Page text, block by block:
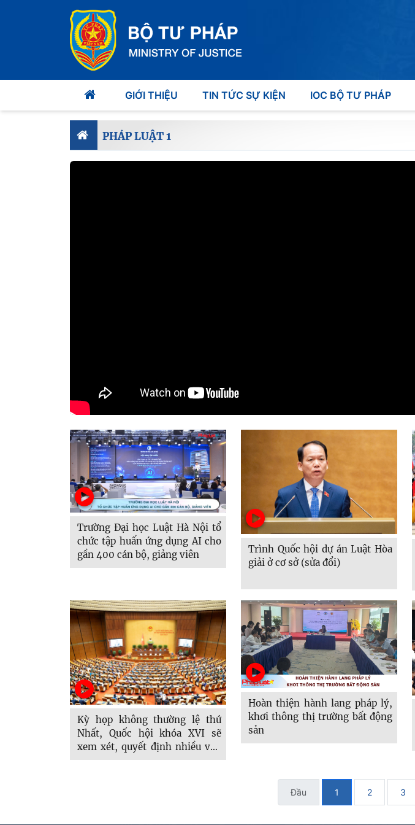
GIỚI THIỆU TIN TỨC SỰ KIỆN IOC BỘ TƯ PHÁP
PHÁP LUẬT 1
Trường Đại học Luật Hà Nội tổ
chức tập huấn ứng dụng AI cho
gần 400 cán bộ, giảng viên
Trình Quốc hội dự án Luật Hòa
giải ở cơ sở (sửa đổi)
Kỳ họp không thường lệ thứ
Nhất, Quốc hội khóa XVI sẽ
xem xét, quyết định nhiều vấn
đề quan trọng, cấp bách
Hoàn thiện hành lang pháp lý,
khơi thông thị trường bất động
sản
Đầu 1 2 3